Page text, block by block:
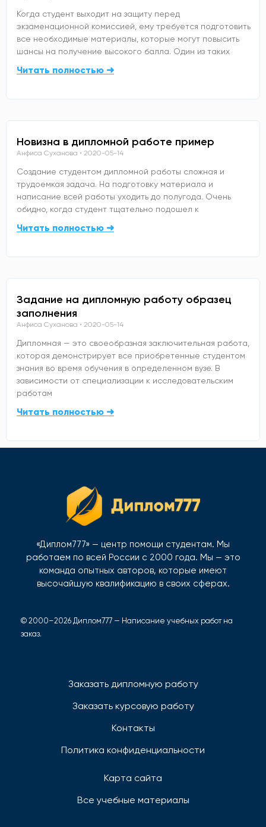
Когда студент выходит на защиту перед
экзаменационной комиссией, ему требуется подготовить
все необходимые материалы, которые могут повысить
шансы на получение высокого балла. Один из таких
Читать полностью ➜
Новизна в дипломной работе пример
Анфиса Суханова 2020-05-14
Создание студентом дипломной работы сложная и
трудоемкая задача. На подготовку материала и
написание всей работы уходить до полугода. Очень
обидно, когда студент тщательно подошел к
Читать полностью ➜
Задание на дипломную работу образец
заполнения
Анфиса Суханова 2020-05-14
Дипломная — это своеобразная заключительная работа,
которая демонстрирует все приобретенные студентом
знания во время обучения в определенном вузе. В
зависимости от специализации к исследовательским
работам
Читать полностью ➜
«Диплом777» — центр помощи студентам. Мы
работаем по всей России с 2000 года. Мы — это
команда опытных авторов, которые имеют
высочайшую квалификацию в своих сферах.
© 2000–2026 Диплом777 — Написание учебных работ на
заказ.
Заказать дипломную работу
Заказать курсовую работу
Контакты
Политика конфиденциальности
Карта сайта
Все учебные материалы